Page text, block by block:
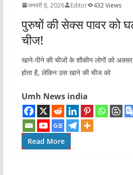
जनवरी 8, 2026 Editor 432 Views
पुरुषों की सेक्स पावर को
चीज!
खाने-पीने की चीजों के शौकीन लोगों को
होता है, लेकिन उस खाने की चीज को
Umh News india
Read More